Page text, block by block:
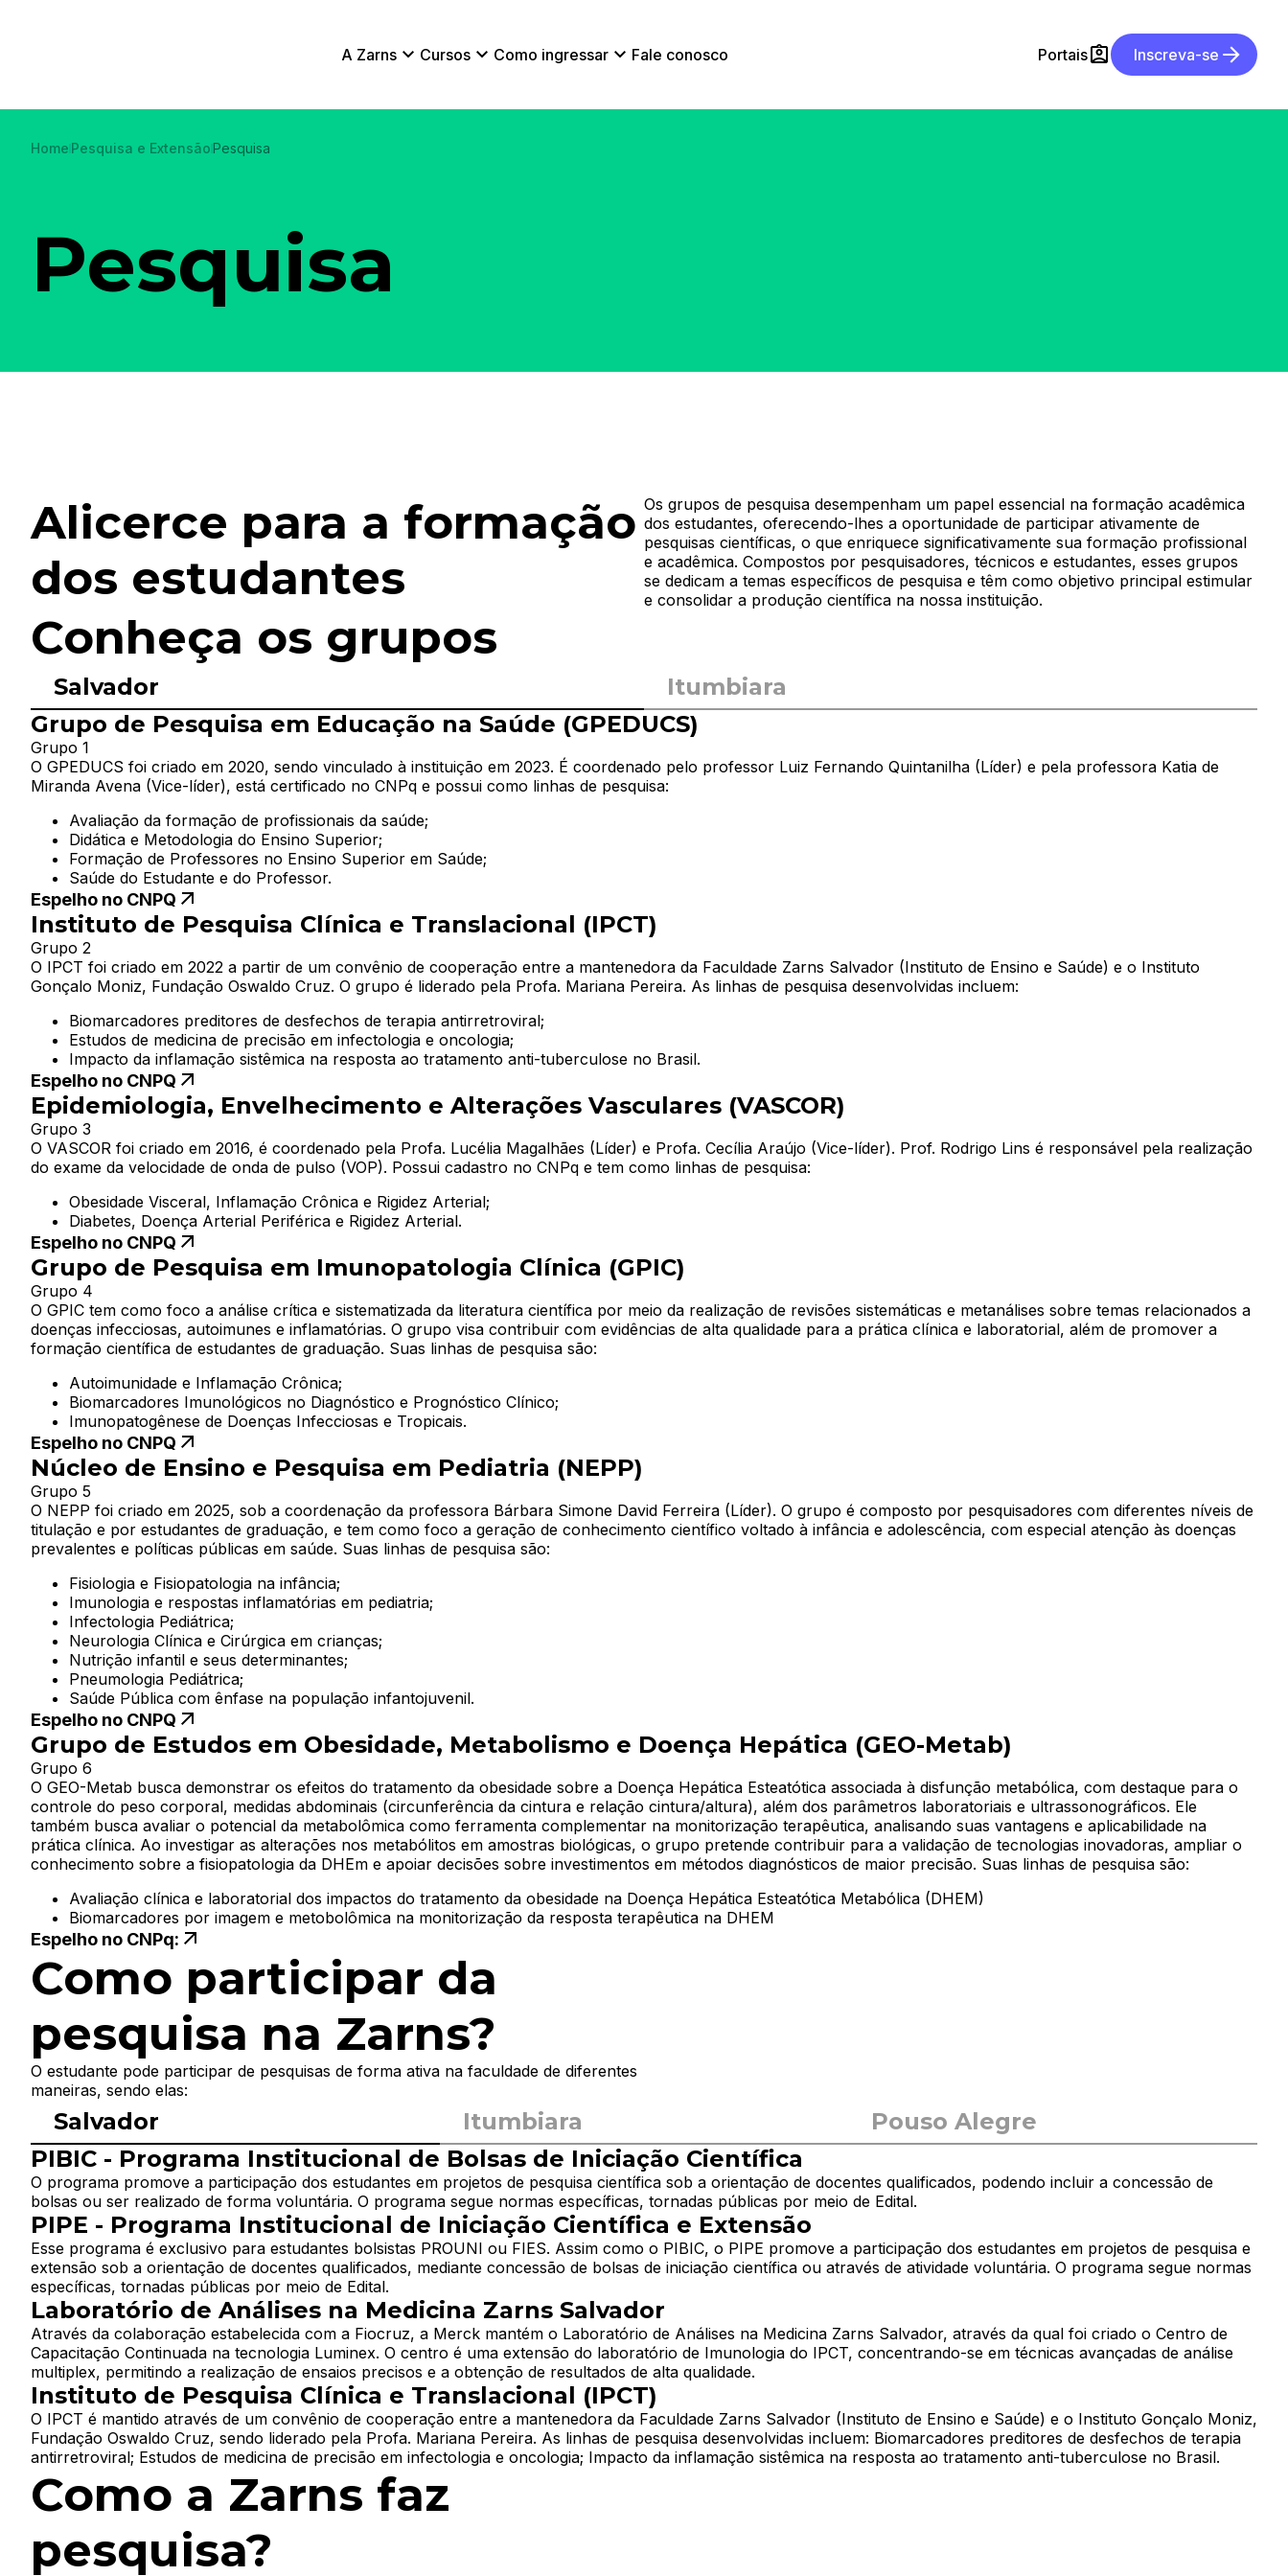
A Zarns Cursos Como ingressar Fale conosco Portais Inscreva-se
Home Pesquisa e ExtensãoPesquisa
Pesquisa
Alicerce para a formação
dos estudantes
Os grupos de pesquisa desempenham um papel essencial na formação acadêmica
dos estudantes, oferecendo-lhes a oportunidade de participar ativamente de
pesquisas científicas, o que enriquece significativamente sua formação profissional
e acadêmica. Compostos por pesquisadores, técnicos e estudantes, esses grupos
se dedicam a temas específicos de pesquisa e têm como objetivo principal estimular
e consolidar a produção científica na nossa instituição.
Conheça os grupos
Salvador
Itumbiara
Grupo de Pesquisa em Educação na Saúde (GPEDUCS)
Grupo 1
O GPEDUCS foi criado em 2020, sendo vinculado à instituição em 2023. É coordenado pelo professor Luiz Fernando Quintanilha (Líder) e pela professora Katia de
Miranda Avena (Vice-líder), está certificado no CNPq e possui como linhas de pesquisa:
Avaliação da formação de profissionais da saúde;
Didática e Metodologia do Ensino Superior;
Formação de Professores no Ensino Superior em Saúde;
Saúde do Estudante e do Professor.
Espelho no CNPQ
Instituto de Pesquisa Clínica e Translacional (IPCT)
Grupo 2
O IPCT foi criado em 2022 a partir de um convênio de cooperação entre a mantenedora da Faculdade Zarns Salvador (Instituto de Ensino e Saúde) e o Instituto
Gonçalo Moniz, Fundação Oswaldo Cruz. O grupo é liderado pela Profa. Mariana Pereira. As linhas de pesquisa desenvolvidas incluem:
Biomarcadores preditores de desfechos de terapia antirretroviral;
Estudos de medicina de precisão em infectologia e oncologia;
Impacto da inflamação sistêmica na resposta ao tratamento anti-tuberculose no Brasil.
Espelho no CNPQ
Epidemiologia, Envelhecimento e Alterações Vasculares (VASCOR)
Grupo 3
O VASCOR foi criado em 2016, é coordenado pela Profa. Lucélia Magalhães (Líder) e Profa. Cecília Araújo (Vice-líder). Prof. Rodrigo Lins é responsável pela realização
do exame da velocidade de onda de pulso (VOP). Possui cadastro no CNPq e tem como linhas de pesquisa:
Obesidade Visceral, Inflamação Crônica e Rigidez Arterial;
Diabetes, Doença Arterial Periférica e Rigidez Arterial.
Espelho no CNPQ
Grupo de Pesquisa em Imunopatologia Clínica (GPIC)
Grupo 4
O GPIC tem como foco a análise crítica e sistematizada da literatura científica por meio da realização de revisões sistemáticas e metanálises sobre temas relacionados a
doenças infecciosas, autoimunes e inflamatórias. O grupo visa contribuir com evidências de alta qualidade para a prática clínica e laboratorial, além de promover a
formação científica de estudantes de graduação. Suas linhas de pesquisa são:
Autoimunidade e Inflamação Crônica;
Biomarcadores Imunológicos no Diagnóstico e Prognóstico Clínico;
Imunopatogênese de Doenças Infecciosas e Tropicais.
Espelho no CNPQ
Núcleo de Ensino e Pesquisa em Pediatria (NEPP)
Grupo 5
O NEPP foi criado em 2025, sob a coordenação da professora Bárbara Simone David Ferreira (Líder). O grupo é composto por pesquisadores com diferentes níveis de
titulação e por estudantes de graduação, e tem como foco a geração de conhecimento científico voltado à infância e adolescência, com especial atenção às doenças
prevalentes e políticas públicas em saúde. Suas linhas de pesquisa são:
Fisiologia e Fisiopatologia na infância;
Imunologia e respostas inflamatórias em pediatria;
Infectologia Pediátrica;
Neurologia Clínica e Cirúrgica em crianças;
Nutrição infantil e seus determinantes;
Pneumologia Pediátrica;
Saúde Pública com ênfase na população infantojuvenil.
Espelho no CNPQ
Grupo de Estudos em Obesidade, Metabolismo e Doença Hepática (GEO-Metab)
Grupo 6
O GEO-Metab busca demonstrar os efeitos do tratamento da obesidade sobre a Doença Hepática Esteatótica associada à disfunção metabólica, com destaque para o
controle do peso corporal, medidas abdominais (circunferência da cintura e relação cintura/altura), além dos parâmetros laboratoriais e ultrassonográficos. Ele
também busca avaliar o potencial da metabolômica como ferramenta complementar na monitorização terapêutica, analisando suas vantagens e aplicabilidade na
prática clínica. Ao investigar as alterações nos metabólitos em amostras biológicas, o grupo pretende contribuir para a validação de tecnologias inovadoras, ampliar o
conhecimento sobre a fisiopatologia da DHEm e apoiar decisões sobre investimentos em métodos diagnósticos de maior precisão. Suas linhas de pesquisa são:
Avaliação clínica e laboratorial dos impactos do tratamento da obesidade na Doença Hepática Esteatótica Metabólica (DHEM)
Biomarcadores por imagem e metobolômica na monitorização da resposta terapêutica na DHEM
Espelho no CNPq:
Núcleo de Estudos em Epidemiologia e Políticas de Saúde (NEEPS)
Grupo 1
O Grupo de Pesquisa Núcleo de Estudos em Epidemiologia e Políticas de Saúde (NEEPS), liderado pela professora Dra. Elisângela F. Naves Borges, constitui-se como
um espaço interdisciplinar de produção de conhecimento, ensino e extensão no campo da Saúde Coletiva. Tem como objeto central de investigação as complexas
interrelações entre os determinantes sociais, as condições de vida e o processo saúde-doença-cuidado, bem como a análise crítica das políticas públicas de saúde
voltadas para a garantia do direito à saúde. A partir de um referencial teórico-metodológico ancorado na Epidemiologia crítica e nas ciências sociais em saúde, o grupo
dedica-se a:
Investigar os mecanismos pelos quais as desigualdades sociais produzem iniquidades em saúde;
Avaliar o desenho, a implementação e os resultados de políticas e programas de saúde, com vistas à qualificação do Sistema Único de Saúde (SUS);
Analisar situações de saúde de populações específicas, considerando recortes de território, gênero, raça e classe social;
Fomentar o diálogo entre a produção acadêmica e os gestores, profissionais e movimentos sociais, visando à tradução do conhecimento em práticas mais
equânimes e democráticas.
Assim, o grupo busca contribuir para o fortalecimento da saúde pública e para a formulação de respostas sociais efetivas frente aos desafios sanitários
contemporâneos.
Grupo de Pesquisa em Saúde da Mulher Gestante (GPSMG)
Grupo 2
O GPSMG foi criado em 2025 e é coordenado pela professora Fernanda Chaves de Oliveira. Suas
linhas de pesquisa são:
• Levantamento epidemiológico e parasitológico da região, com foco na
detecção e análise da presença e incidência de parasitos com potencial de
transmissão transplacentária.
• Toxoplasmose congênita.
Grupo de Pesquisa em Neuropsicobiologia dos Transtornos Mentais (NTMENTAIS)
O NTMENTAIS foi criado em 2025 e é coordenado pelo professor Dr. Cláudio Inácio
Couto. As linhas de pesquisa desenvolvidas incluem:
• Biomarcadores Neurobiológicos e Endofenótipos com foco na identificação
e validação de biomarcadores neurobiológicos, genéticos e epigenéticos
Como participar da
pesquisa na Zarns?
O estudante pode participar de pesquisas de forma ativa na faculdade de diferentes
maneiras, sendo elas:
Salvador Itumbiara
Pouso Alegre
PIBIC - Programa Institucional de Bolsas de Iniciação Científica
O programa promove a participação dos estudantes em projetos de pesquisa científica sob a orientação de docentes qualificados, podendo incluir a concessão de
bolsas ou ser realizado de forma voluntária. O programa segue normas específicas, tornadas públicas por meio de Edital.
PIPE - Programa Institucional de Iniciação Científica e Extensão
Esse programa é exclusivo para estudantes bolsistas PROUNI ou FIES. Assim como o PIBIC, o PIPE promove a participação dos estudantes em projetos de pesquisa e
extensão sob a orientação de docentes qualificados, mediante concessão de bolsas de iniciação científica ou através de atividade voluntária. O programa segue normas
específicas, tornadas públicas por meio de Edital.
Laboratório de Análises na Medicina Zarns Salvador
Através da colaboração estabelecida com a Fiocruz, a Merck mantém o Laboratório de Análises na Medicina Zarns Salvador, através da qual foi criado o Centro de
Capacitação Continuada na tecnologia Luminex. O centro é uma extensão do laboratório de Imunologia do IPCT, concentrando-se em técnicas avançadas de análise
multiplex, permitindo a realização de ensaios precisos e a obtenção de resultados de alta qualidade.
Instituto de Pesquisa Clínica e Translacional (IPCT)
O IPCT é mantido através de um convênio de cooperação entre a mantenedora da Faculdade Zarns Salvador (Instituto de Ensino e Saúde) e o Instituto Gonçalo Moniz,
Fundação Oswaldo Cruz, sendo liderado pela Profa. Mariana Pereira. As linhas de pesquisa desenvolvidas incluem: Biomarcadores preditores de desfechos de terapia
antirretroviral; Estudos de medicina de precisão em infectologia e oncologia; Impacto da inflamação sistêmica na resposta ao tratamento anti-tuberculose no Brasil.
Pro-IC - Programa de Iniciação Científica
O programa conta com oferta de bolsas de iniciação científica para alunos, distribuídas segundo normas específicas, tornadas públicas por meio de Edital e carga
Pro-ITAC - Programa de Inovação Tecnológica e Desenvolvimento Artístico Cultural
Atua na promoção da inovação tecnológica, do empreendedorismo e das manifestações artísticas e culturais na faculdade, integrando eventos, ações, estudos,
Programa Institucional de Bolsas de Iniciação Científica
O programa incentiva a participação dos estudantes em projetos de pesquisa científica, desenvolvidos sob a orientação de docentes qualificados. A participação pode
divulgadas por meio de edital próprio.
Programa Institucional de Iniciação Científica
Como a Zarns faz
pesquisa?